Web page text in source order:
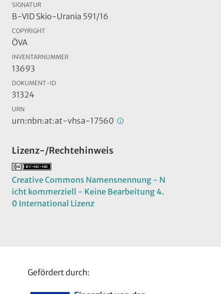
SIGNATUR
B-VID Skio-Urania 591/16
COPYRIGHT
ÖVA
INVENTARNUMMER
13693
DOKUMENT-ID
31324
URN
urn:nbn:at:at-vhsa-17560
Lizenz-/Rechtehinweis
Creative Commons Namensnennung - N
icht kommerziell - Keine Bearbeitung 4.
0 International Lizenz
Gefördert durch: